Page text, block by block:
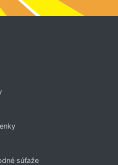
súťaže